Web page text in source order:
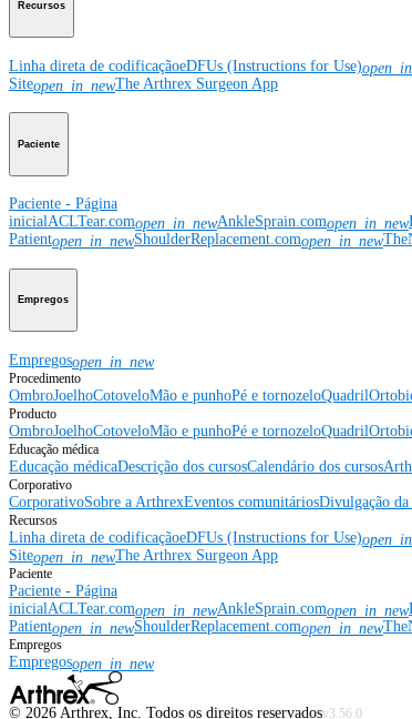
Recursos
Linha direta de codificaçãoeDFUs (Instructions for Use)
Siteopen_in_newThe Arthrex Surgeon App
Paciente
Paciente - Página
inicialACLTear.comopen_in_newAnkleSprain.comopen_in_new
Patientopen_in_newShoulderReplacement.comopen_in_new
Empregos
Empregosopen_in_new
Procedimento
OmbroJoelhoCotoveloMão e punhoPé e tornozeloQuadril
Producto
OmbroJoelhoCotoveloMão e punhoPé e tornozeloQuadril
Educação médica
Educação médicaDescrição dos cursosCalendário dos cursos
Corporativo
CorporativoSobre a ArthrexEventos comunitáriosDivulgação da
Recursos
Linha direta de codificaçãoeDFUs (Instructions for Use)
Siteopen_in_newThe Arthrex Surgeon App
Paciente
Paciente - Página
inicialACLTear.comopen_in_newAnkleSprain.comopen_in_new
Patientopen_in_newShoulderReplacement.comopen_in_new
Empregos
Empregosopen_in_new
© 2026 Arthrex, Inc. Todos os direitos reservadosv3.56.0